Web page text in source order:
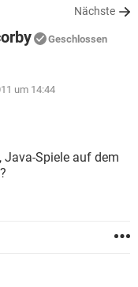
Nächste
Geschlossen
um 14:44
Spiele auf dem